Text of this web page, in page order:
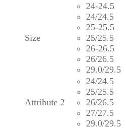
Size
24-24.5
24/24.5
25-25.5
25/25.5
26-26.5
26/26.5
29.0/29.5
Attribute 2
24/24.5
25/25.5
26/26.5
27/27.5
29.0/29.5